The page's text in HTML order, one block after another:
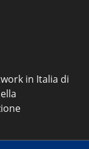
in Italia di